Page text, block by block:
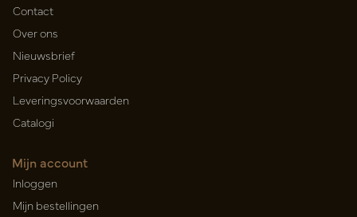
Contact
Over ons
Nieuwsbrief
Privacy Policy
Leveringsvoorwaarden
Catalogi
Mijn account
Inloggen
Mijn bestellingen